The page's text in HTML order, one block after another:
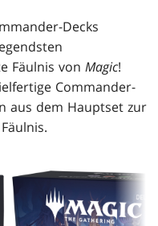
Decks
Fäulnis vonMagic!
Commander-
aus dem Hauptset zur